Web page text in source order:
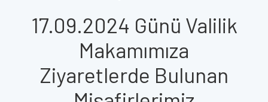
17.09.2024 Günü Valilik
Makamımıza
Ziyaretlerde Bulunan